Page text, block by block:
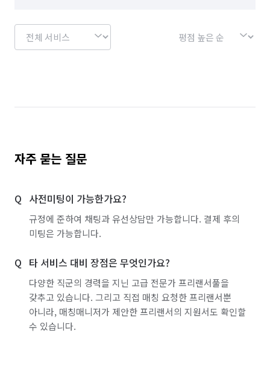
자주 묻는 질문
사전미팅이 가능한가요?
규정에 준하여 채팅과 유선상담만 가능합니다. 결제 후의
미팅은 가능합니다.
타 서비스 대비 장점은 무엇인가요?
다양한 직군의 경력을 지닌 고급 전문가 프리랜서풀을
갖추고 있습니다. 그리고 직접 매칭 요청한 프리랜서뿐
아니라, 매칭매니저가 제안한 프리랜서의 지원서도 확인할
수 있습니다.